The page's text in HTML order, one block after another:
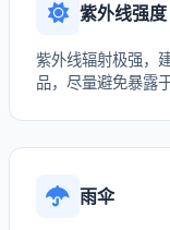
紫外线强度
紫外线辐射极强，
品，尽量避免暴露
雨伞